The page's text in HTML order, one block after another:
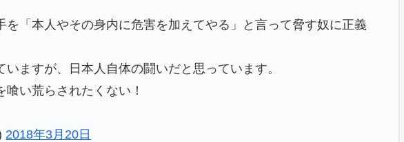
を「本人やその身内に危害を加えてやる」と言って脅す奴に正義
ますが、日本人自体の闘いだと思っています。
い荒らされたくない！
2018年3月20日